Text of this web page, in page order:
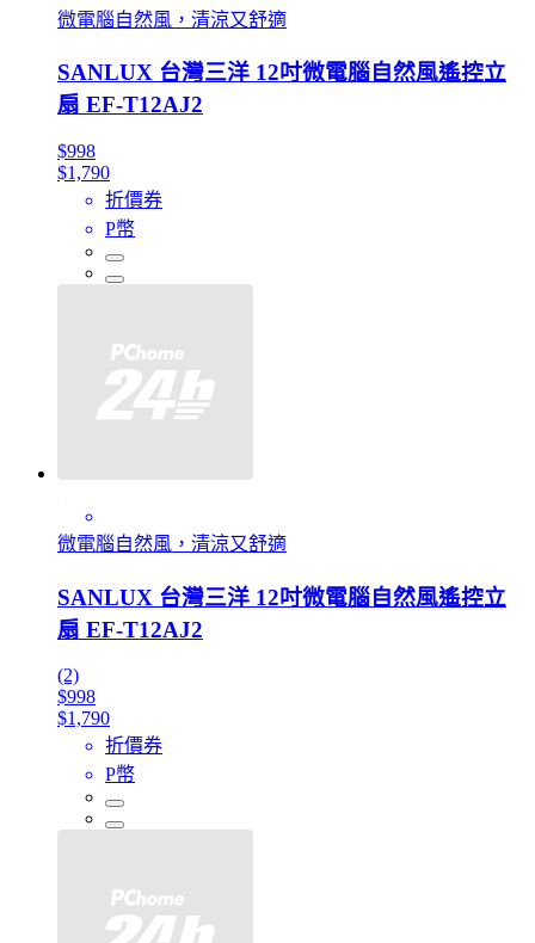
微電腦自然風，清涼又舒適
SANLUX 台灣三洋 12吋微電腦自然風遙控立
扇 EF-T12AJ2
$998
$1,790
折價券
P幣
微電腦自然風，清涼又舒適
SANLUX 台灣三洋 12吋微電腦自然風遙控立
扇 EF-T12AJ2
(2)
$998
$1,790
折價券
P幣